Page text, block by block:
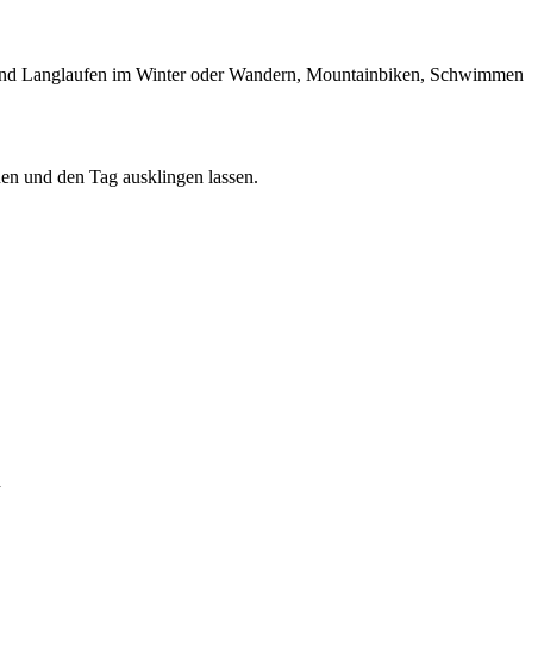
Langlaufen im Winter oder Wandern, Mountainbiken, Schwimmen
und den Tag ausklingen lassen.